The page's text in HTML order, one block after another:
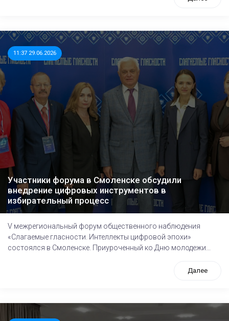
11:37 29.06.2026
Участники форума в Смоленске обсудили
внедрение цифровых инструментов в
избирательный процесс
V межрегиональный форум общественного наблюдения
«Слагаемые гласности. Интеллекты цифровой эпохи»
состоялся в Смоленске. Приуроченный ко Дню молодежи...
Далее